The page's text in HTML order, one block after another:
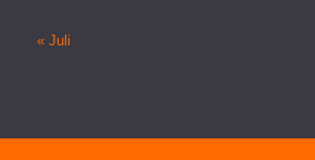
« Juli